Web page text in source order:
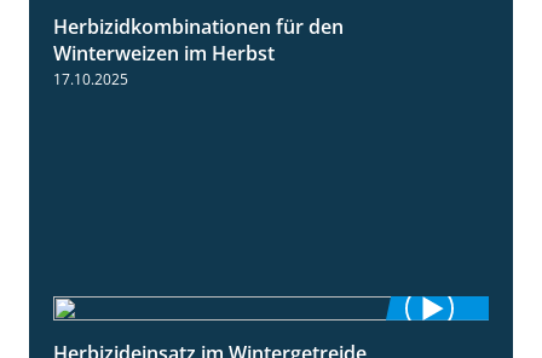
Herbizidkombinationen für den
Winterweizen im Herbst
17.10.2025